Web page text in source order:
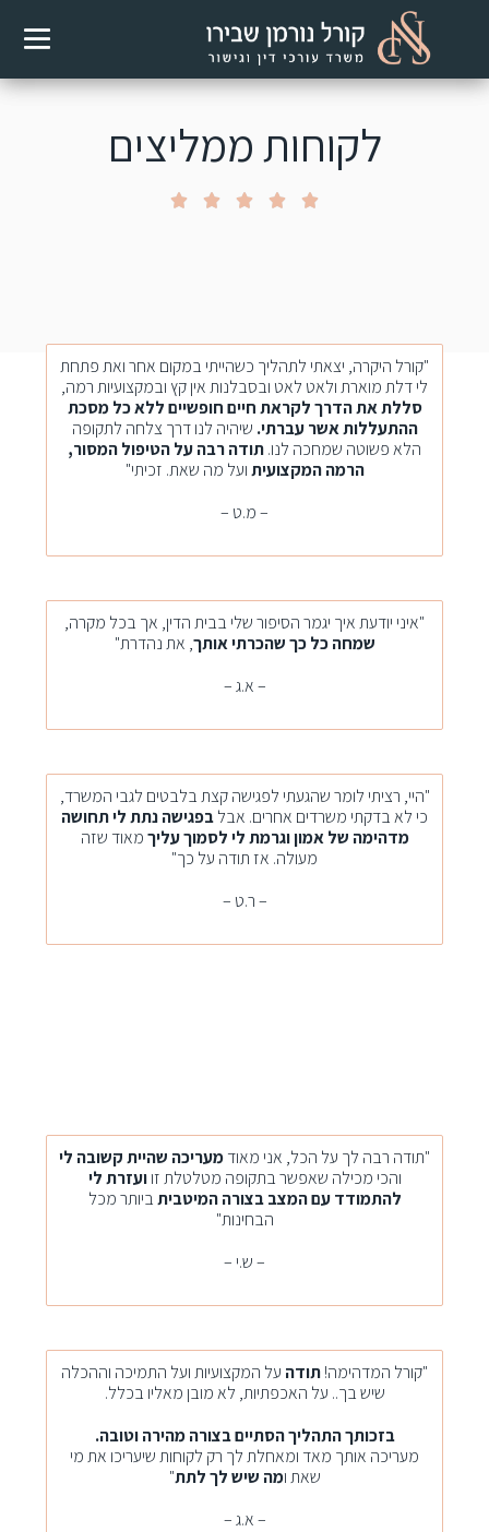
לקוחות ממליצים





"קורל היקרה, יצאתי לתהליך כשהייתי במקום אחר ואת פתחת
לי דלת מוארת ולאט לאט ובסבלנות אין קץ ובמקצועיות רמה,
סללת את הדרך לקראת חיים חופשיים ללא כל מסכת
ההתעללות אשר עברתי. שיהיה לנו דרך צלחה לתקופה
הלא פשוטה שמחכה לנו.תודה רבה על הטיפול המסור,
הרמה המקצועיתועל מה שאת. זכיתי"
– מ.ט –
"איני יודעת איך יגמר הסיפור שלי בבית הדין, אך בכל מקרה,
שמחה כל כך שהכרתי אותך, את נהדרת"
– א.ג –
"היי, רציתי לומר שהגעתי לפגישה קצת בלבטים לגבי המשרד,
כי לא בדקתי משרדים אחרים. אבלבפגישה נתת לי תחושה
מדהימה של אמון וגרמת לי לסמוך עליךמאוד שזה
מעולה. אז תודה על כך"
– ר.ט –
"תודה רבה לך על הכל, אני מאודמעריכה שהיית קשובה לי
והכי מכילה שאפשר בתקופה מטלטלת זוועזרת לי
להתמודד עם המצב בצורה המיטביתביותר מכל
הבחינות"
– ש.י –
"קורל המדהימה!תודה על המקצועיות ועל התמיכה וההכלה
שיש בך.. על האכפתיות, לאמובן מאליו בכלל.
בזכותך התהליך הסתיים בצורה מהירה וטובה.
מעריכה אותך מאד ומאחלת לך רק לקוחות שיעריכו את מי
שאת ומה שיש לך לתת"
– א.ג –